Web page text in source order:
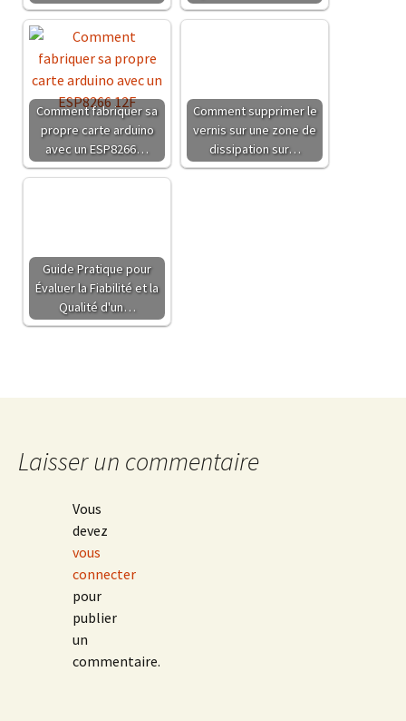
Comment fabriquer sa
propre carte arduino
avec un ESP8266…
Comment supprimer le
vernis sur une zone de
dissipation sur…
Guide Pratique pour
Évaluer la Fiabilité et la
Qualité d'un…
Laisser un commentaire
Vous
devez
vous
connecter
pour
publier
un
commentaire.